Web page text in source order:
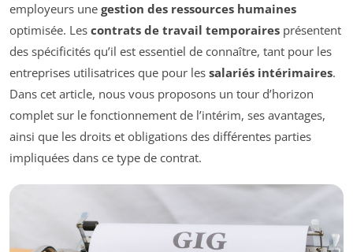
employeurs une gestion des ressources humaines
optimisée. Les contrats de travail temporaires présentent
des spécificités qu’il est essentiel de connaître, tant pour les
entreprises utilisatrices que pour les salariés intérimaires.
Dans cet article, nous vous proposons un tour d’horizon
complet sur le fonctionnement de l’intérim, ses avantages,
ainsi que les droits et obligations des différentes parties
impliquées dans ce type de contrat.